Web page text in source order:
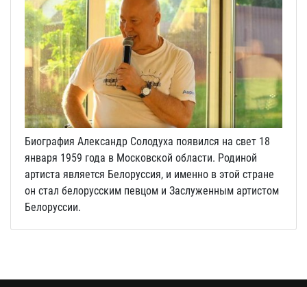
Биография Александр Солодуха появился на свет 18
января 1959 года в Московской области. Родиной
артиста является Белоруссия, и именно в этой стране
он стал белорусским певцом и Заслуженным артистом
Белоруссии.